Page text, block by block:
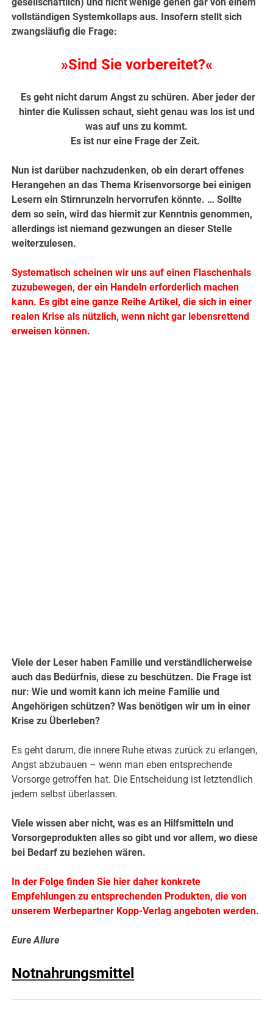
vollständigen Systemkollaps aus. Insofern stellt sich
zwangsläufig die Frage:
»Sind Sie vorbereitet?«
Es geht nicht darum Angst zu schüren. Aber jeder der
hinter die Kulissen schaut, sieht genau was los ist und
was auf uns zu kommt.
Es ist nur eine Frage der Zeit.
Nun ist darüber nachzudenken, ob ein derart offenes
Herangehen an das Thema Krisenvorsorge bei einigen
Lesern ein Stirnrunzeln hervorrufen könnte. … Sollte
dem so sein, wird das hiermit zur Kenntnis genommen,
allerdings ist niemand gezwungen an dieser Stelle
weiterzulesen.
Systematisch scheinen wir uns auf einen Flaschenhals
zuzubewegen, der ein Handeln erforderlich machen
kann. Es gibt eine ganze Reihe Artikel, die sich in einer
realen Krise als nützlich, wenn nicht gar lebensrettend
erweisen können.
Viele der Leser haben Familie und verständlicherweise
auch das Bedürfnis, diese zu beschützen. Die Frage ist
nur: Wie und womit kann ich meine Familie und
Angehörigen schützen? Was benötigen wir um in einer
Krise zu Überleben?
Es geht darum, die innere Ruhe etwas zurück zu erlangen,
Angst abzubauen – wenn man eben entsprechende
Vorsorge getroffen hat. Die Entscheidung ist letztendlich
jedem selbst überlassen.
Viele wissen aber nicht, was es an Hilfsmitteln und
Vorsorgeprodukten alles so gibt und vor allem, wo diese
bei Bedarf zu beziehen wären.
In der Folge finden Sie hier daher konkrete
Empfehlungen zu entsprechenden Produkten, die von
unserem Werbepartner Kopp-Verlag angeboten werden.
Eure Allure
Notnahrungsmittel